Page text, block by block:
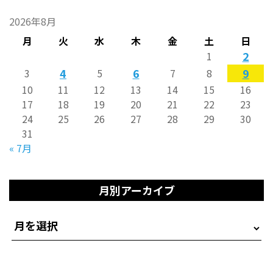
2026年8月
月
火 水 木 金 土 日
« 7月
1 2
3 4 5 6 7 8 9
10 11 12 13 14 15
16
17
18 19 20 21 22
23
24
25 26 27 28 29
30
31
月別アーカイブ